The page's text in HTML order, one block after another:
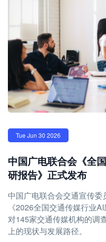
Tue Jun 30 2026
中国广电联合会《全
研报告》正式发布
中国广电联合会交通宣传委
《2026全国交通传媒行业
对145家交通传媒机构的调
上的现状与发展路径。